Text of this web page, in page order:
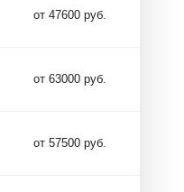
от 47600 руб.
от 63000 руб.
от 57500 руб.